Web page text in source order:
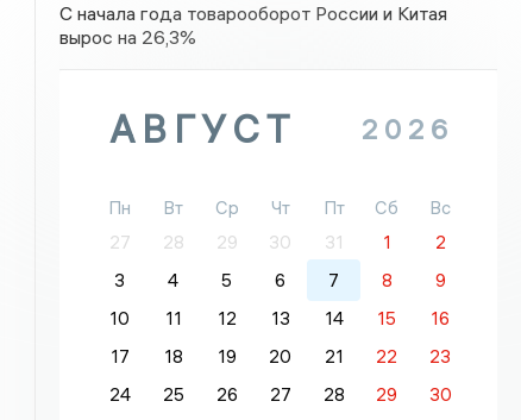
С начала года товарооборот России и Китая
вырос на 26,3%
АВГУСТ 2026
Пн Вт Ср Чт Пт Сб
Вс
27
28 29 30 31 1
2
3
4 5 6 7 8
9
10
11 12 13 14 15
16
17
18 19 20 21 22
23
24
25 26 27 28 29
30